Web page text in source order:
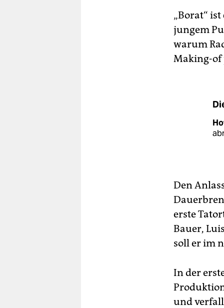
„Borat“
jungem
warum
Making-of
Den
erste
Bauer,
soll er im
In der
und